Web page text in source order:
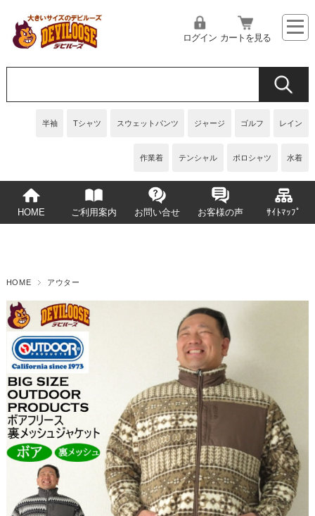
半袖 Tシャツ スウェットパンツ ジャージ ゴルフ レイン
作業着 テンシャル ポロシャツ 水着
ログイン カートを見る
HOME ご利用案内 お問い合せ お客様の声 ｻｲﾄﾏｯﾌﾟ
HOME アウター